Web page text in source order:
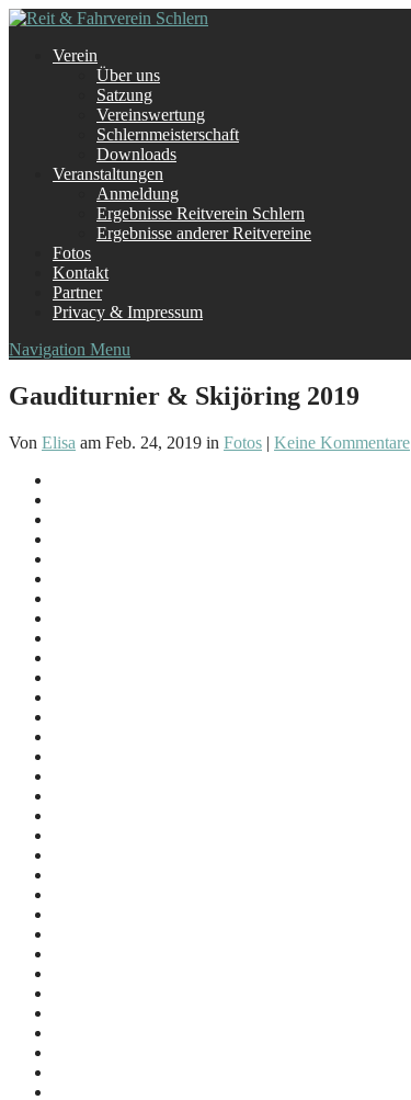
Verein
Über uns
Satzung
Vereinswertung
Schlernmeisterschaft
Downloads
Veranstaltungen
Anmeldung
Ergebnisse Reitverein Schlern
Ergebnisse anderer Reitvereine
Fotos
Kontakt
Partner
Privacy & Impressum
Navigation Menu
Gauditurnier & Skijöring 2019
Von Elisa am Feb. 24, 2019 in Fotos | Keine Kommentare